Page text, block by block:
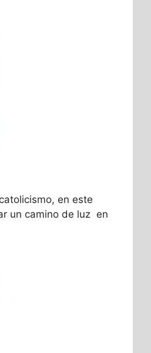
en este
un camino de luz en